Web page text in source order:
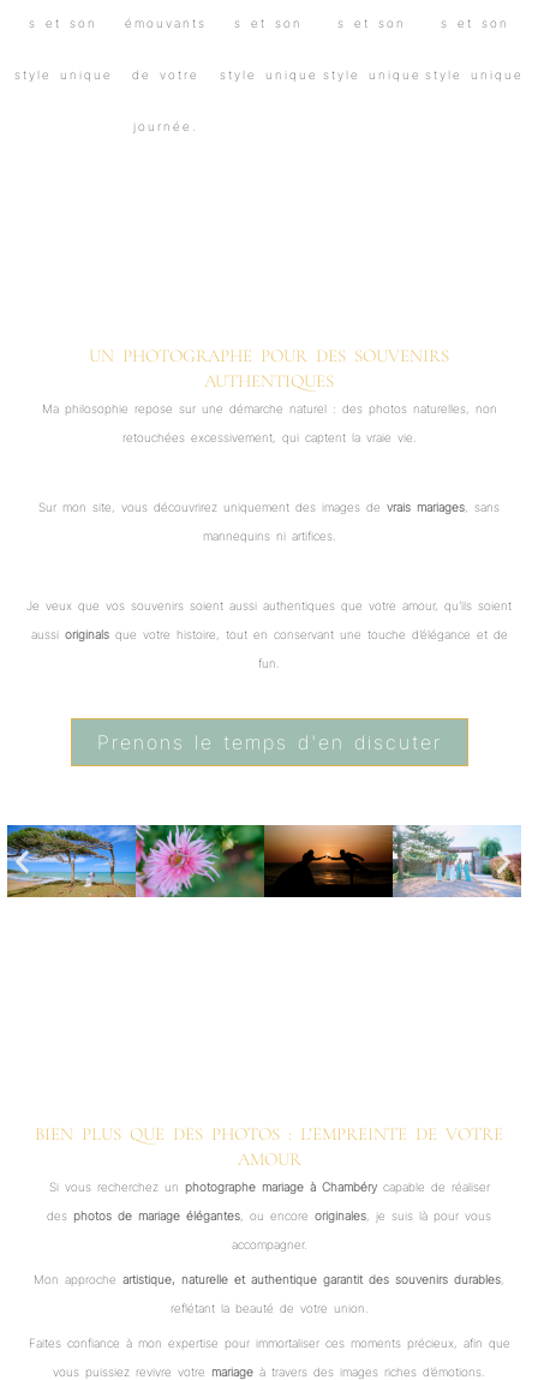
UN PHOTOGRAPHE POUR DES SOUVENIRS
AUTHENTIQUES
Ma philosophie repose sur une démarche naturel : des photos naturelles, non
retouchées excessivement, qui captent la vraie vie.
Sur mon site, vous découvrirez uniquement des images de vrais mariages , sans
mannequins ni artifices.
Je veux que vos souvenirs soient aussi authentiques que votre amour, qu’ils soient
aussi originalsque votre histoire, tout en conservant une touche d’élégance et de
fun.
Prenons le temps d'en discuter
BIEN PLUS QUE DES PHOTOS : L’EMPREINTE DE VOTRE
AMOUR
Si vous recherchez un photographe mariage à Chambérycapable de réaliser
des photos de mariage élégantes , ou encore originales , je suis là pour vous
accompagner.
Mon approche artistique, naturelle et authentique garantit des souvenirs durables
reflétant la beauté de votre union.
Faites confiance à mon expertise pour immortaliser ces moments précieux, afin que
vous puissiez revivre votre mariage à travers des images riches d’émotions.